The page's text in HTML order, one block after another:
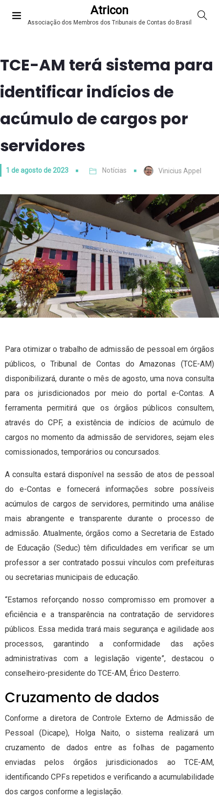
Atricon
Associação dos Membros dos Tribunais de Contas do Brasil
TCE-AM terá sistema para
identificar indícios de
acúmulo de cargos por
servidores
1 de agosto de 2023 Notícias Vinicius Appel
Para otimizar o trabalho de admissão de pessoal em órgãos
públicos, o Tribunal de Contas do Amazonas (TCE-AM)
disponibilizará, durante o mês de agosto, uma nova consulta
para os jurisdicionados por meio do portal e-Contas. A
ferramenta permitirá que os órgãos públicos consultem,
através do CPF, a existência de indícios de acúmulo de
cargos no momento da admissão de servidores, sejam eles
comissionados, temporários ou concursados.
A consulta estará disponível na sessão de atos de pessoal
do e-Contas e fornecerá informações sobre possíveis
acúmulos de cargos de servidores, permitindo uma análise
mais abrangente e transparente durante o processo de
admissão. Atualmente, órgãos como a Secretaria de Estado
de Educação (Seduc) têm dificuldades em verificar se um
professor a ser contratado possui vínculos com prefeituras
ou secretarias municipais de educação.
“Estamos reforçando nosso compromisso em promover a
eficiência e a transparência na contratação de servidores
públicos. Essa medida trará mais segurança e agilidade aos
processos, garantindo a conformidade das ações
administrativas com a legislação vigente”, destacou o
conselheiro-presidente do TCE-AM, Érico Desterro.
Cruzamento de dados
Conforme a diretora de Controle Externo de Admissão de
Pessoal (Dicape), Holga Naito, o sistema realizará um
cruzamento de dados entre as folhas de pagamento
enviadas pelos órgãos jurisdicionados ao TCE-AM,
identificando CPFs repetidos e verificando a acumulabilidade
dos cargos conforme a legislação.